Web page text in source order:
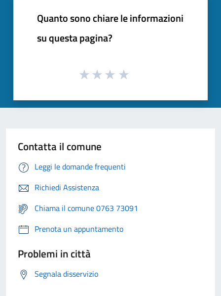
Quanto sono chiare le informazioni
su questa pagina?
Contatta il comune
Leggi le domande frequenti
Richiedi Assistenza
Chiama il comune 0763 73091
Prenota un appuntamento
Problemi in città
Segnala disservizio